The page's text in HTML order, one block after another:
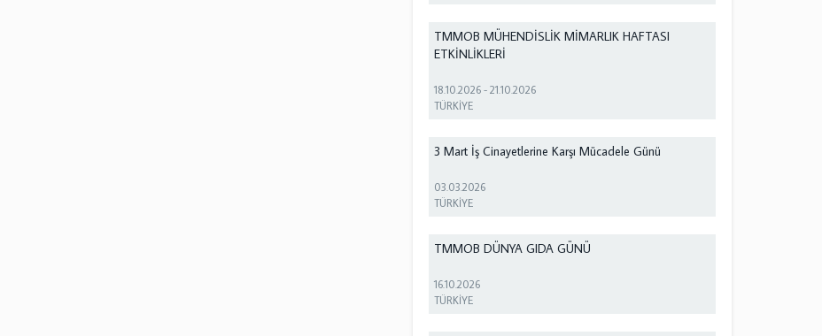
TMMOB MÜHENDİSLİK MİMARLIK HAFTASI
ETKİNLİKLERİ
18.10.2026 -21.10.2026
TÜRKİYE
3 Mart İş Cinayetlerine Karşı Mücadele Günü
03.03.2026
TÜRKİYE
TMMOB DÜNYA GIDA GÜNÜ
16.10.2026
TÜRKİYE